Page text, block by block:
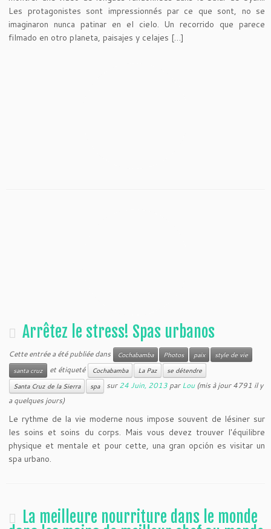
Les protagonistes sont impressionnés par ce que sont, no se
imaginaron nunca patinar en el cielo. Un recorrido que parece
filmado en otro planeta, paisajes y celajes […]
Arrêtez le stress! Spas urbanos
Cette entrée a été publiée dans Cochabamba Photos paix
style de vie
santa cruz
et étiqueté Cochabamba La Paz
se détendre
Santa Cruz de la Sierra
spa sur24 Juin, 2013 parLou(mis à jour 4791 il y
a quelques jours)
Le rythme de la vie moderne nous impose souvent de lésiner sur
les soins et soins du corps. Mais vous devez trouver l'équilibre
physique et mentale et pour cette, una gran opción es visitar un
spa urbano.
La meilleure nourriture dans le monde